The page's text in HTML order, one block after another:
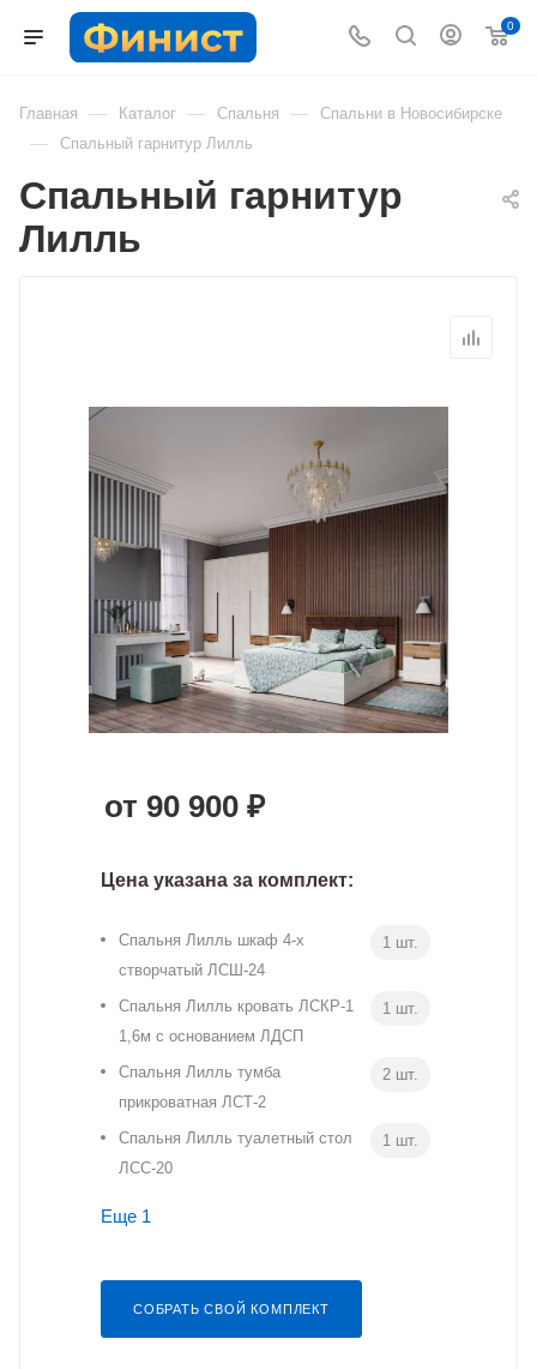
0
Главная — Каталог — Спальня — Спальни в Новосибирске
— Спальный гарнитур Лилль
Спальный гарнитур
Лилль
от 90 900 ₽
Цена указана за комплект:
Спальня Лилль шкаф 4-х
створчатый ЛСШ-24
1 шт.
Спальня Лилль кровать ЛСКР-1
1,6м с основанием ЛДСП
1 шт.
Спальня Лилль тумба
прикроватная ЛСТ-2
2 шт.
Спальня Лилль туалетный стол
ЛСС-20
1 шт.
Еще 1
СОБРАТЬ СВОЙ КОМПЛЕКТ